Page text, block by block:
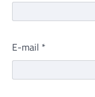
E-mail *